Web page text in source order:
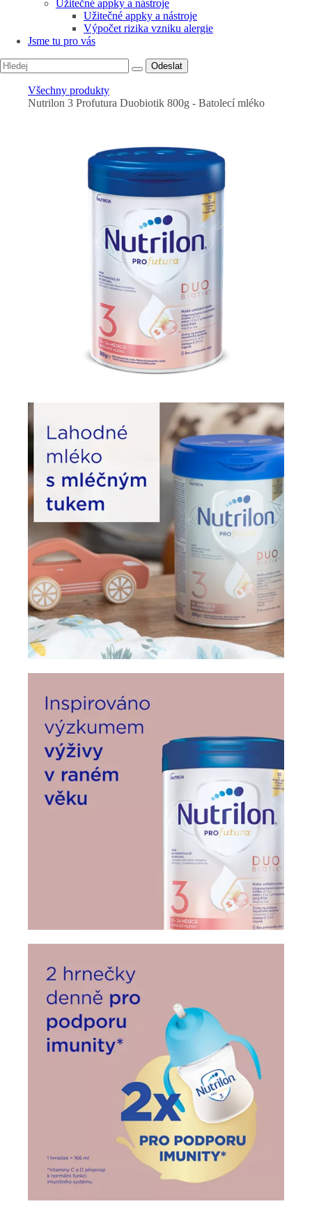
Užitečné appky a nástroje
Užitečné appky a nástroje
Výpočet rizika vzniku alergie
Jsme tu pro vás
Odeslat
Všechny produkty
Nutrilon 3 Profutura Duobiotik 800g - Batolecí mléko